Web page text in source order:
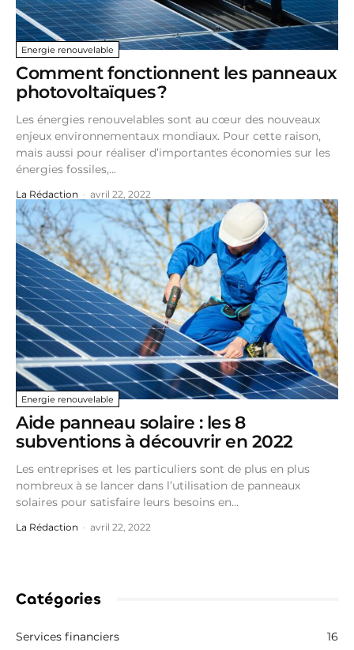
Energie renouvelable
Comment fonctionnent les panneaux
photovoltaïques ?
Les énergies renouvelables sont au cœur des nouveaux
enjeux environnementaux mondiaux. Pour cette raison,
mais aussi pour réaliser d’importantes économies sur les
énergies fossiles,...
La Rédaction - avril 22, 2022
Energie renouvelable
Aide panneau solaire : les 8
subventions à découvrir en 2022
Les entreprises et les particuliers sont de plus en plus
nombreux à se lancer dans l’utilisation de panneaux
solaires pour satisfaire leurs besoins en...
La Rédaction - avril 22, 2022
Catégories
Services financiers
16